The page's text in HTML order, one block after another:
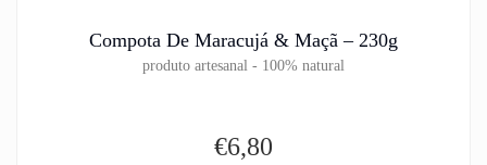
Compota De Maracujá & Maçã – 230g
produto artesanal - 100% natural
€6,80